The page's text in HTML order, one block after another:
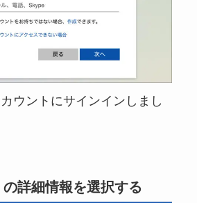
ウントにサインインしまし
詳細情報を選択する